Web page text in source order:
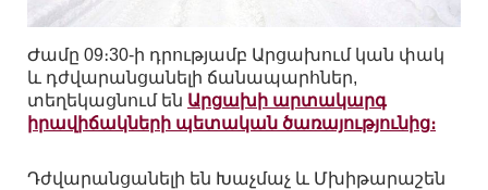
Ժամը 09։30-ի դրությամբ Արցախում կան փակ
և դժվարանցանելի ճանապարհներ,
տեղեկացնում են Արցախի արտակարգ
իրավիճակների պետական ծառայությունից։
Դժվարանցանելի են Խաչմաչ և Մխիթարաշեն